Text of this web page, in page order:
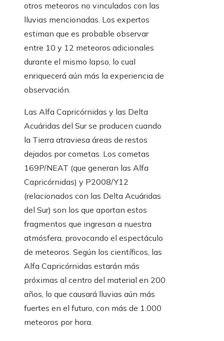
otros meteoros no vinculados con las
lluvias mencionadas. Los expertos
estiman que es probable observar
entre 10 y 12 meteoros adicionales
durante el mismo lapso, lo cual
enriquecerá aún más la experiencia de
observación.
Las Alfa Capricórnidas y las Delta
Acuáridas del Sur se producen cuando
la Tierra atraviesa áreas de restos
dejados por cometas. Los cometas
169P/NEAT (que generan las Alfa
Capricórnidas) y P2008/Y12
(relacionados con las Delta Acuáridas
del Sur) son los que aportan estos
fragmentos que ingresan a nuestra
atmósfera, provocando el espectáculo
de meteoros. Según los científicos, las
Alfa Capricórnidas estarán más
próximas al centro del material en 200
años, lo que causará lluvias aún más
fuertes en el futuro, con más de 1.000
meteoros por hora.